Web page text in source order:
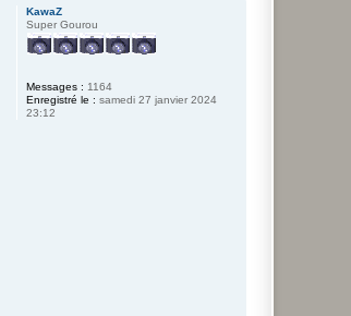
KawaZ
Super Gourou
Messages : 1164
Enregistré le : samedi 27 janvier 2024
23:12